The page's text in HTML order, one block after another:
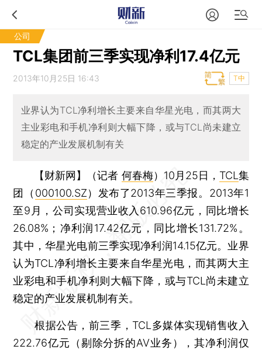
公司
TCL集团前三季实现净利17.4亿元
2013年10月25日 16:43 T中
业界认为TCL净利增长主要来自华星光电，而其两大
主业彩电和手机净利则大幅下降，或与TCL尚未建立
稳定的产业发展机制有关
【财新网】（记者 何春梅） 10月25日， TCL 集
团（ 000100.SZ）发布了2013年三季报。2013年1
至9月，公司实现营业收入610.96亿元，同比增长
26.08%；净利润17.42亿元，同比增长131.72%。
其中，华星光电前三季实现净利润14.15亿元。业界
认为TCL净利增长主要来自华星光电，而其两大主
业彩电和手机净利则大幅下降，或与TCL尚未建立
稳定的产业发展机制有关。
根据公告，前三季，TCL多媒体实现销售收入
222.76亿元（剔除分拆的AV业务），其净利润仅